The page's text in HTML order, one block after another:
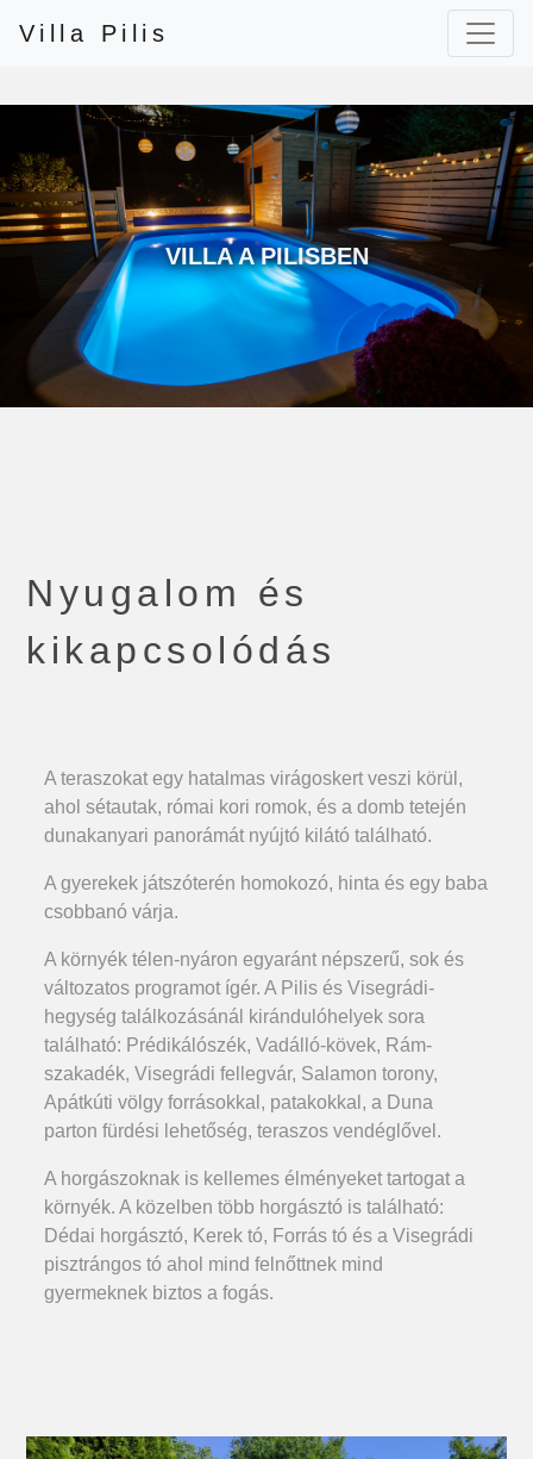
Villa Pilis
VILLA A PILISBEN
Nyugalom és
kikapcsolódás
A teraszokat egy hatalmas virágoskert veszi körül,
ahol sétautak, római kori romok, és a domb tetején
dunakanyari panorámát nyújtó kilátó található.
A gyerekek játszóterén homokozó, hinta és egy baba
csobbanó várja.
A környék télen-nyáron egyaránt népszerű, sok és
változatos programot ígér. A Pilis és Visegrádi-
hegység találkozásánál kirándulóhelyek sora
található: Prédikálószék, Vadálló-kövek, Rám-
szakadék, Visegrádi fellegvár, Salamon torony,
Apátkúti völgy forrásokkal, patakokkal, a Duna
parton fürdési lehetőség, teraszos vendéglővel.
A horgászoknak is kellemes élményeket tartogat a
környék. A közelben több horgásztó is található:
Dédai horgásztó, Kerek tó, Forrás tó és a Visegrádi
pisztrángos tó ahol mind felnőttnek mind
gyermeknek biztos a fogás.